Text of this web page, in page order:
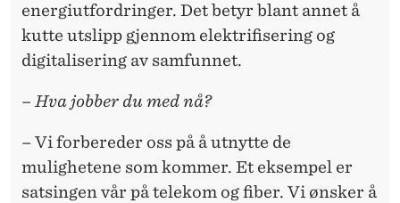
energiutfordringer. Det betyr blant annet å
kutte utslipp gjennom elektrifisering og
digitalisering av samfunnet.
– Hva jobber du med nå?
– Vi forbereder oss på å utnytte de
mulighetene som kommer. Et eksempel er
satsingen vår på telekom og fiber. Vi ønsker å